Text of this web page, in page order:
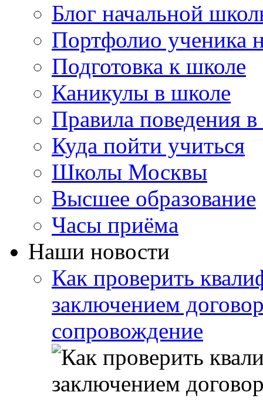
Блог начальной
Портфолио ученика
Подготовка к школе
Каникулы в школе
Правила поведения
Куда пойти учиться
Школы Москвы
Высшее образование
Часы приёма
Наши новости
Как проверить
заключением
сопровождение